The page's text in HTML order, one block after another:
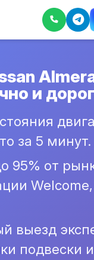
и
за 5 минут.
95% от
выезд
подвески